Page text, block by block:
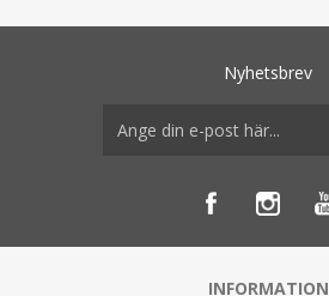
Nyhetsbrev
INFORMATION